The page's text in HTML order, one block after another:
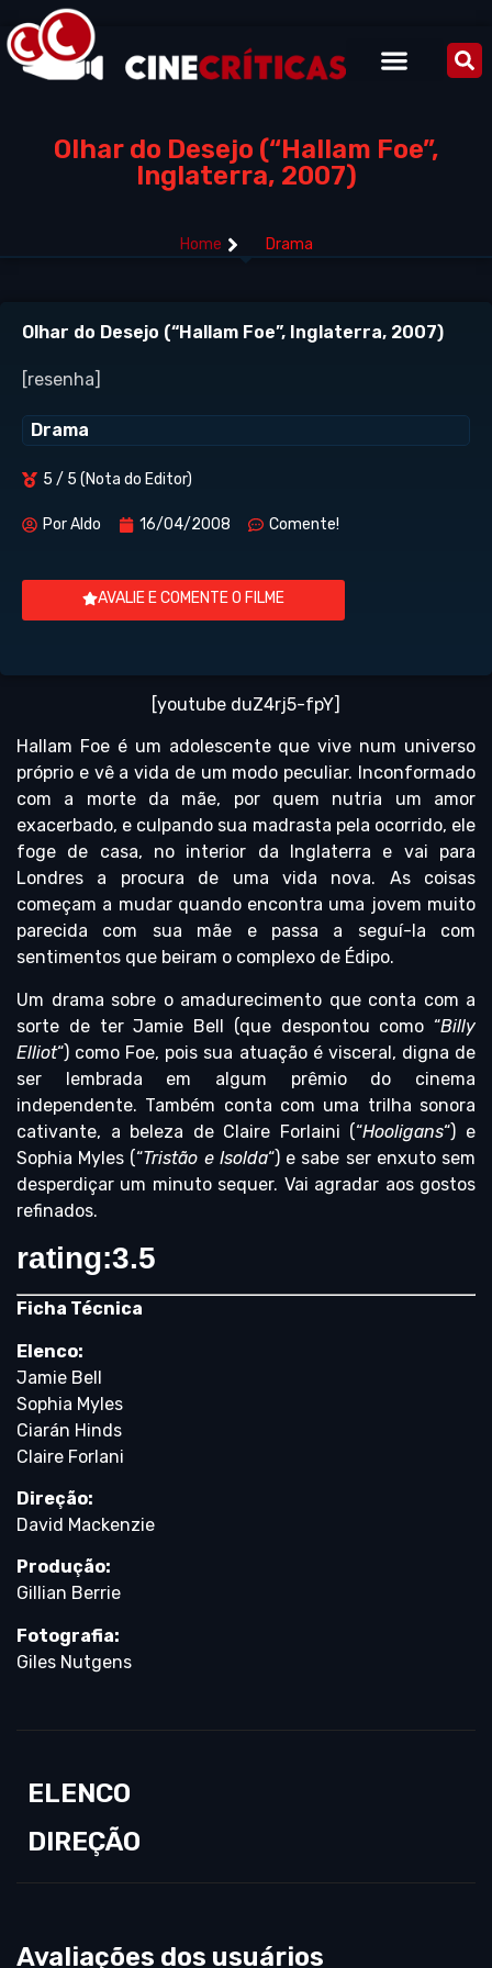
Olhar do Desejo (“Hallam Foe”,
Inglaterra, 2007)
Home Drama
Olhar do Desejo (“Hallam Foe”, Inglaterra, 2007)
[resenha]
Drama
5 / 5 (Nota do Editor)
PorAldo 16/04/2008 Comente!
AVALIE E COMENTE O FILME
[youtube duZ4rj5-fpY]
Hallam Foe é um adolescente que vive num universo
próprio e vê a vida de um modo peculiar. Inconformado
com a morte da mãe, por quem nutria um amor
exacerbado, e culpando sua madrasta pela ocorrido, ele
foge de casa, no interior da Inglaterra e vai para
Londres a procura de uma vida nova. As coisas
começam a mudar quando encontra uma jovem muito
parecida com sua mãe e passa a seguí-la com
sentimentos que beiram o complexo de Édipo.
Um drama sobre o amadurecimento que conta com a
sorte de ter Jamie Bell (que despontou como “Billy
Elliot“) como Foe, pois sua atuação é visceral, digna de
ser lembrada em algum prêmio do cinema
independente. Também conta com uma trilha sonora
cativante, a beleza de Claire Forlaini (“Hooligans“) e
Sophia Myles (“Tristão e Isolda“) e sabe ser enxuto sem
desperdiçar um minuto sequer. Vai agradar aos gostos
refinados.
rating:3.5
Ficha Técnica
Elenco:
Jamie Bell
Sophia Myles
Ciarán Hinds
Claire Forlani
Direção:
David Mackenzie
Produção:
Gillian Berrie
Fotografia:
Giles Nutgens
ELENCO
DIREÇÃO
Avaliações dos usuários